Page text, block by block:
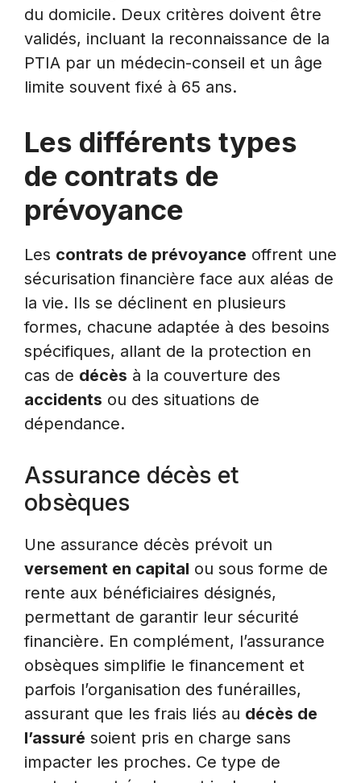
du domicile. Deux critères doivent être
validés, incluant la reconnaissance de la
PTIA par un médecin-conseil et un âge
limite souvent fixé à 65 ans.
Les différents types
de contrats de
prévoyance
Les contrats de prévoyance offrent une
sécurisation financière face aux aléas de
la vie. Ils se déclinent en plusieurs
formes, chacune adaptée à des besoins
spécifiques, allant de la protection en
cas de décès à la couverture des
accidents ou des situations de
dépendance.
Assurance décès et
obsèques
Une assurance décès prévoit un
versement en capital ou sous forme de
rente aux bénéficiaires désignés,
permettant de garantir leur sécurité
financière. En complément, l’assurance
obsèques simplifie le financement et
parfois l’organisation des funérailles,
assurant que les frais liés au décès de
l’assuré soient pris en charge sans
impacter les proches. Ce type de